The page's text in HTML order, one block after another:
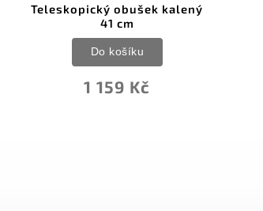
Teleskopický obušek kalený
41 cm
1 159 Kč
Do košíku